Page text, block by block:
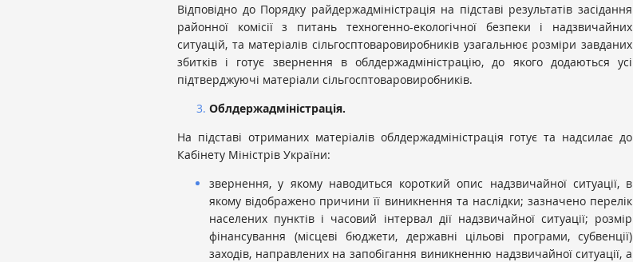
Відповідно до Порядку райдержадміністрація на підставі результатів засідання
районної комісії з питань техногенно-екологічної безпеки і надзвичайних
ситуацій, та матеріалів сільгосптоваровиробників узагальнює розміри завданих
збитків і готує звернення в облдержадміністрацію, до якого додаються усі
підтверджуючі матеріали сільгосптоваровиробників.
Облдержадміністрація.
На підставі отриманих матеріалів облдержадміністрація готує та надсилає до
Кабінету Міністрів України:
звернення, у якому наводиться короткий опис надзвичайної ситуації, в
якому відображено причини її виникнення та наслідки; зазначено перелік
населених пунктів і часовий інтервал дії надзвичайної ситуації; розмір
фінансування (місцеві бюджети, державні цільові програми, субвенції)
заходів, направлених на запобігання виникненню надзвичайної ситуації, а